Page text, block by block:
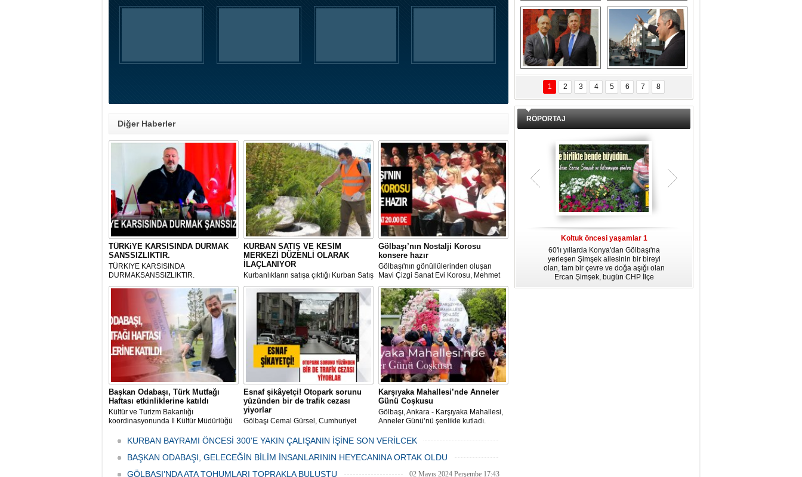
Diğer Haberler
TÜRKiYE KARSISINDA DURMAK
SANSSIZLIKTIR.
TÜRKIYE KARSISINDA
DURMAKSANSSIZLIKTIR.
KURBAN SATIŞ VE KESİM
MERKEZİ DÜZENLİ OLARAK
İLAÇLANIYOR
Kurbanlıkların satışa çıktığı Kurban Satış
ve Kesim Merkezi, haşere ve
mikropların önüne geçilmesi amacıyla
her gün Gölbaşı Belediyesi ekipleri
tarafından düzenli olarak ilaçlanıyor.
Gölbaşı’nın Nostalji Korosu
konsere hazır
Gölbaşı'nın gönüllülerinden oluşan
Mavi Çizgi Sanat Evi Korosu, Mehmet
Akif Ersoy Kültür Merkezi’nde vereceği
konsere hızır.
Başkan Odabaşı, Türk Mutfağı
Haftası etkinliklerine katıldı
Kültür ve Turizm Bakanlığı
koordinasyonunda İl Kültür Müdürlüğü
Haftası" etkinlikleri Ankara'da devam
Esnaf şikâyetçi! Otopark sorunu
yüzünden bir de trafik cezası
yiyorlar
Gölbaşı Cemal Gürsel, Cumhuriyet
bulunan esnaf ve alışverişe gelen
vatandaşlar park cezaları yüzünden
canından bezdi.
Karşıyaka Mahallesi’nde Anneler
Günü Coşkusu
Gölbaşı, Ankara - Karşıyaka Mahallesi,
Anneler Günü’nü şenlikle kutladı.
öncülüğünde düzenlenen 1. Karşıyaka
KURBAN BAYRAMI ÖNCESİ 300'E YAKIN ÇALIŞANIN İŞİNE SON VERİLCEK
06 Mayıs 2024 Pazartesi 15:47
BAŞKAN ODABAŞI, GELECEĞİN BİLİM İNSANLARININ HEYECANINA ORTAK OLDU
06 Mayıs 2024 Pazartesi 15:31
GÖLBAŞI’NDA ATA TOHUMLARI TOPRAKLA BULUŞTU 02 Mayıs 2024 Perşembe 17:43
Asla Yalnız
Yürümeyeceksin
Uzun Adam
GÖKÇEK'TEN
HOLLYWOOD
FİLMLERİNİ
ARATMAYAN
TANITIM
DAL İÇERİ ZÜBÜK!
ERCAN ŞİMŞEK
GÖLBAŞI'NDA
KASIRGA ETKİSİ
YARATTI !
1 2 3 4 5 6 7 8
RÖPORTAJ
Koltuk öncesi yaşamlar 1
60'lı yıllarda Konya'dan Gölbaşı'na
yerleşen Şimşek ailesinin bir bireyi
olan, tam bir çevre ve doğa aşığı olan
Ercan Şimşek, bugün CHP İlçe
Başkanlığı yaptığı Gölbaşı'nda yaşam
Teşrik tekbiri nedir? Ne anlama gelir?